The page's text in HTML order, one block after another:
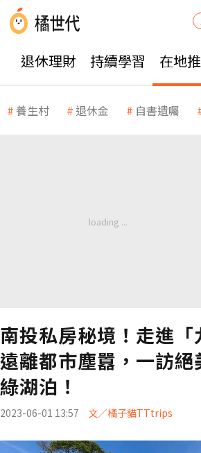
退休理財 持續學習 在地
養生村 退休金 自書遺囑
南投私房秘境！走進「
遠離都市塵囂，一訪絕
綠湖泊！
2023-06-01 13:57 文／橘子貓TTtrips